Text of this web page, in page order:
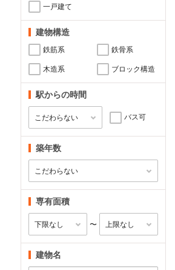
一戸建て
建物構造
鉄筋系 鉄骨系
木造系 ブロック構造
駅からの時間
バス可
築年数
専有面積
〜
建物名